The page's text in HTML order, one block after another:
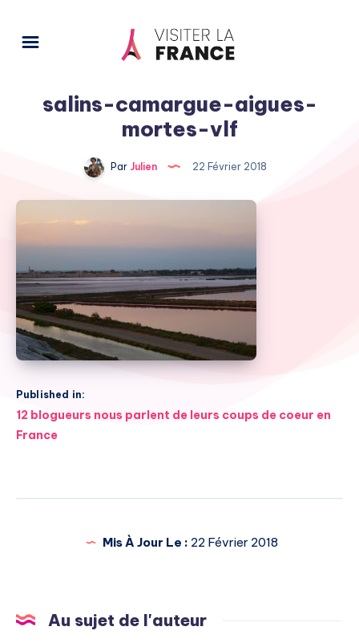
salins-camargue-aigues-
mortes-vlf
Par Julien 22 Février 2018
Published in:
Navigation
de
12 blogueurs nous parlent de leurs coups de coeur en
France
Mis À Jour Le : 22 Février 2018
Au sujet de l'auteur